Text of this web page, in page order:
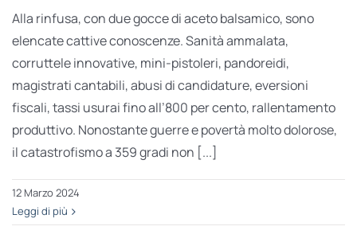
Alla rinfusa, con due gocce di aceto balsamico, sono
elencate cattive conoscenze. Sanità ammalata,
corruttele innovative, mini-pistoleri, pandoreidi,
magistrati cantabili, abusi di candidature, eversioni
fiscali, tassi usurai fino all’800 per cento, rallentamento
produttivo. Nonostante guerre e povertà molto dolorose,
il catastrofismo a 359 gradi non [...]
12 Marzo 2024
Leggi di più